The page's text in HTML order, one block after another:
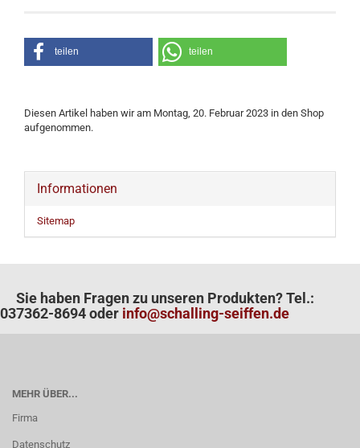
teilen teilen
Diesen Artikel haben wir am Montag, 20. Februar 2023 in den Shop
aufgenommen.
Informationen
Sitemap
Sie haben Fragen zu unseren Produkten? Tel.:
037362-8694 oder info@schalling-seiffen.de
MEHR ÜBER...
Firma
Datenschutz